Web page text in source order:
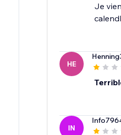
Je
HE
IN